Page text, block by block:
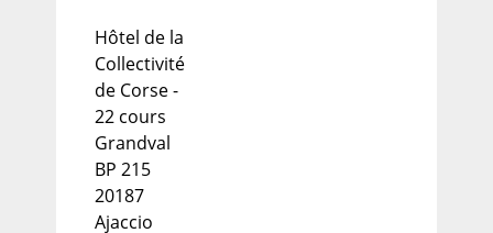
Hôtel de la
Collectivité
de Corse -
22 cours
Grandval
BP 215
20187
Ajaccio